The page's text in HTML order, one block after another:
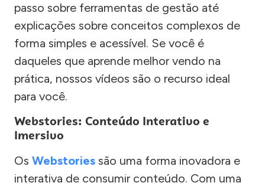
passo sobre ferramentas de gestão até
explicações sobre conceitos complexos de
forma simples e acessível. Se você é
daqueles que aprende melhor vendo na
prática, nossos vídeos são o recurso ideal
para você.
Webstories: Conteúdo Interativo e
Imersivo
Os Webstories são uma forma inovadora e
interativa de consumir conteúdo. Com uma